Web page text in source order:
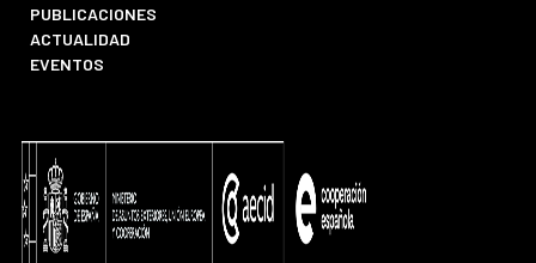
PUBLICACIONES
ACTUALIDAD
EVENTOS